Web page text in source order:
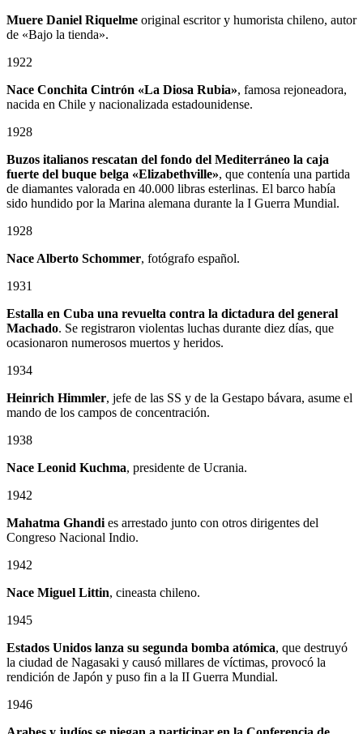
Muere Daniel Riquelme original escritor y humorista chileno, autor
de «Bajo la tienda».
1922
Nace Conchita Cintrón «La Diosa Rubia», famosa rejoneadora,
nacida en Chile y nacionalizada estadounidense.
1928
Buzos italianos rescatan del fondo del Mediterráneo la caja
fuerte del buque belga «Elizabethville», que contenía una partida
de diamantes valorada en 40.000 libras esterlinas. El barco había
sido hundido por la Marina alemana durante la I Guerra Mundial.
1928
Nace Alberto Schommer, fotógrafo español.
1931
Estalla en Cuba una revuelta contra la dictadura del general
Machado. Se registraron violentas luchas durante diez días, que
ocasionaron numerosos muertos y heridos.
1934
Heinrich Himmler, jefe de las SS y de la Gestapo bávara, asume el
mando de los campos de concentración.
1938
Nace Leonid Kuchma, presidente de Ucrania.
1942
Mahatma Ghandi es arrestado junto con otros dirigentes del
Congreso Nacional Indio.
1942
Nace Miguel Littin, cineasta chileno.
1945
Estados Unidos lanza su segunda bomba atómica, que destruyó
la ciudad de Nagasaki y causó millares de víctimas, provocó la
rendición de Japón y puso fin a la II Guerra Mundial.
1946